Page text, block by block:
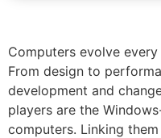
Computers evolve
From design to
development and
players are the
computers. Linking